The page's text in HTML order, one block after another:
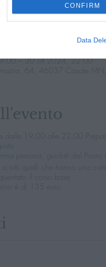
CONFIRM
Data
Sede
– 30 ott 2024, 22:00
64, 46037 Casale MN,
19.00 alle 22.00
persona, guidati dal Pastry
a tutti quelli che hanno una
il corso base